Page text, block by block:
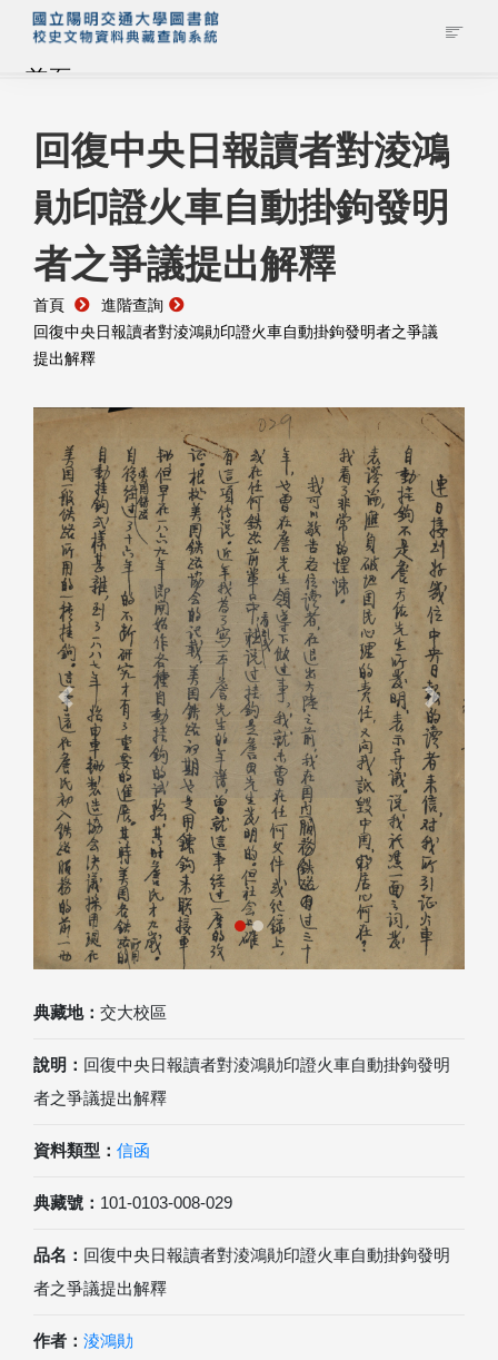
首頁
藏品查詢
校史館簡介
藏品清單全覽
資料調閱申請
回復中央日報讀者對淩鴻
勛印證火車自動掛鉤發明
者之爭議提出解釋
首頁
進階查詢
回復中央日報讀者對淩鴻勛印證火車自動掛鉤發明者之爭議
提出解釋
典藏地： 交大校區
說明： 回復中央日報讀者對淩鴻勛印證火車自動掛鉤發明
者之爭議提出解釋
資料類型： 信函
典藏號： 101-0103-008-029
品名： 回復中央日報讀者對淩鴻勛印證火車自動掛鉤發明
者之爭議提出解釋
作者： 淩鴻勛
Previous Next